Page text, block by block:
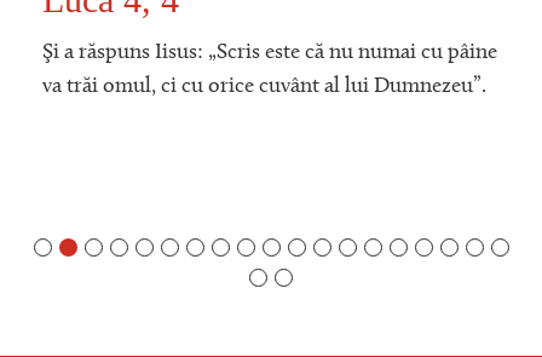
Şi a răspuns Iisus: „Scris este că nu numai cu pâine
va trăi omul, ci cu orice cuvânt al lui Dumnezeu”.